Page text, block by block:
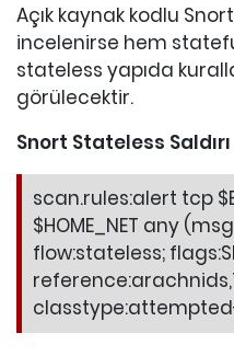
Açık kaynak kodlu
incelenirse hem
stateless yapıda
görülecektir.
Snort Stateless
scan.rules:alert tcp
$HOME_NET any
flow:stateless;